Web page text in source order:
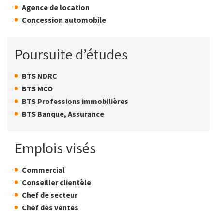
Agence de location
Concession automobile
Poursuite d’études
BTS NDRC
BTS MCO
BTS Professions immobilières
BTS Banque, Assurance
Emplois visés
Commercial
Conseiller clientèle
Chef de secteur
Chef des ventes